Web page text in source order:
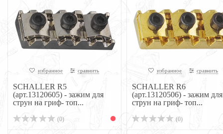
избранное сравнить
SCHALLER R5
(арт.13120605) - зажим для
струн на гриф- топ...
(0)
избранное сравнить
SCHALLER R6
(арт.13120506) - зажим для
струн на гриф- топ...
(0)